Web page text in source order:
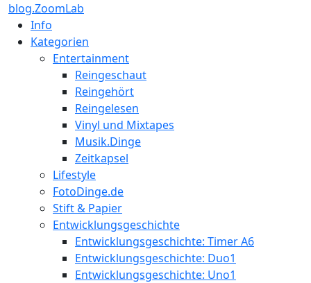
blog.ZoomLab
Info
Kategorien
Entertainment
Reingeschaut
Reingehört
Reingelesen
Vinyl und Mixtapes
Musik.Dinge
Zeitkapsel
Lifestyle
FotoDinge.de
Stift & Papier
Entwicklungsgeschichte
Entwicklungsgeschichte: Timer A6
Entwicklungsgeschichte: Duo1
Entwicklungsgeschichte: Uno1